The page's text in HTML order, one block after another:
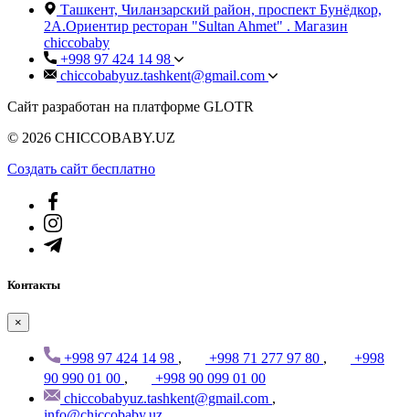
Ташкент, Чиланзарский район, проспект Бунёдкор,
2А.Ориентир ресторан "Sultan Ahmet" . Магазин
chiccobaby
+998 97 424 14 98
chiccobabyuz.tashkent@gmail.com
Сайт разработан на платформе GLOTR
© 2026 CHICCOBABY.UZ
Создать cайт бесплатно
Контакты
×
+998 97 424 14 98 , +998 71 277 97 80 ,
+998
90 990 01 00 ,
+998 90 099 01 00
chiccobabyuz.tashkent@gmail.com ,